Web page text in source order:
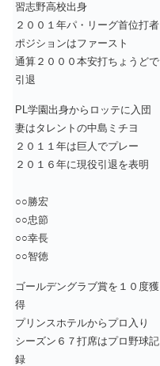
習志野高校出身
２００１年パ・リーグ首位打者
ポジションはファースト
通算２０００本安打ちょうどで
引退
PL学園出身からロッテに入団
妻はタレントの中島ミチヨ
２０１１年は巨人でプレー
２０１６年に現役引退を表明
○○勝宏
○○忠節
○○幸長
○○智徳
ゴールデングラブ賞を１０度獲
得
プリンスホテルからプロ入り
シーズン６７打席はプロ野球記
録